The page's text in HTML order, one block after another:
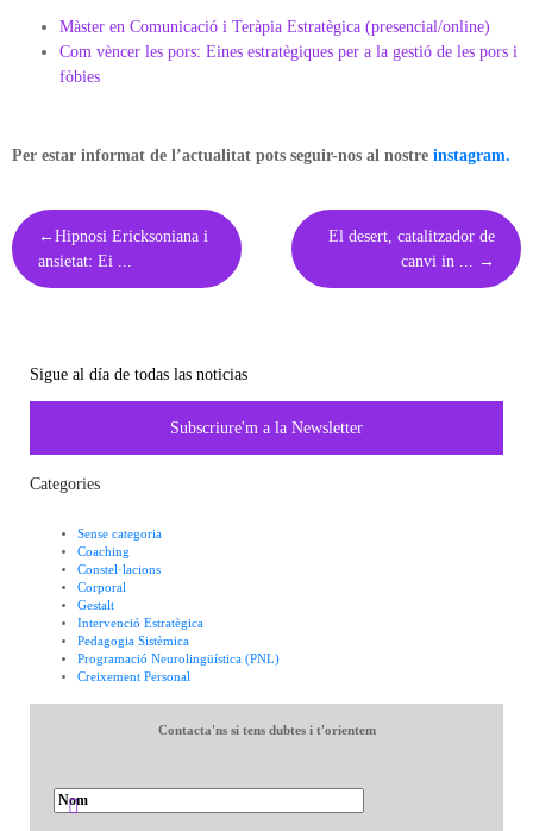
Màster en Comunicació i Teràpia Estratègica (presencial/online)
Com vèncer les pors: Eines estratègiques per a la gestió de les pors i
fòbies
Per estar informat de l’actualitat pots seguir-nos al nostre instagram.
Post
navigation
Hipnosi Ericksoniana i
ansietat: Ei ...
El desert, catalitzador de
canvi in ...
Sigue al día de todas las noticias
Subscriure'm a la Newsletter
Categories
Sense categoria
Coaching
Constel·lacions
Corporal
Gestalt
Intervenció Estratègica
Pedagogia Sistèmica
Programació Neurolingüística (PNL)
Creixement Personal
Contacta'ns si tens dubtes i t'orientem